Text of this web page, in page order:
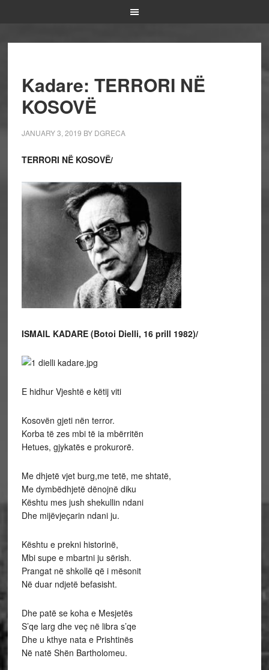
Kadare: TERRORI NË
KOSOVË
JANUARY 3, 2019 BY DGRECA
TERRORI NË KOSOVË/
ISMAIL KADARE (Botoi Dielli, 16 prill 1982)/
E hidhur Vjeshtë e këtij viti
Kosovën gjeti nën terror.
Korba të zes mbi të ia mbërritën
Hetues, gjykatës e prokurorë.
Me dhjetë vjet burg,me tetë, me shtatë,
Me dymbëdhjetë dënojnë diku
Kështu mes jush shekullin ndani
Dhe mijëvjeçarin ndani ju.
Kështu e prekni historinë,
Mbi supe e mbartni ju sërish.
Prangat në shkollë që i mësonit
Në duar ndjetë befasisht.
Dhe patë se koha e Mesjetës
S’qe larg dhe veç në libra s’qe
Dhe u kthye nata e Prishtinës
Në natë Shën Bartholomeu.